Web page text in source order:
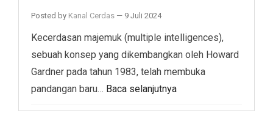
Posted by Kanal Cerdas — 9 Juli 2024
Kecerdasan majemuk (multiple intelligences),
sebuah konsep yang dikembangkan oleh Howard
Gardner pada tahun 1983, telah membuka
pandangan baru… Baca selanjutnya